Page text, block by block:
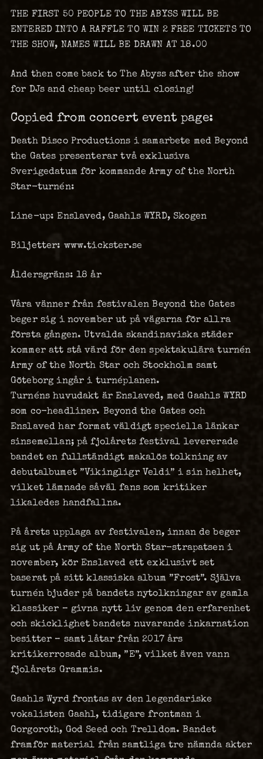
THE FIRST 50 PEOPLE TO THE ABYSS WILL BE
ENTERED INTO A RAFFLE TO WIN 2 FREE TICKETS TO
THE SHOW, NAMES WILL BE DRAWN AT 18.00
And then come back to The Abyss after the show
for DJs and cheap beer until closing!
Copied from concert event page:
Death Disco Productions i samarbete med Beyond
the Gates presenterar två exklusiva
Sverigedatum för kommande Army of the North
Star-turnén:
Line-up: Enslaved, Gaahls WYRD, Skogen
Biljetter: www.tickster.se
Åldersgräns: 18 år
Våra vänner från festivalen Beyond the Gates
beger sig i november ut på vägarna för allra
första gången. Utvalda skandinaviska städer
kommer att stå värd för den spektakulära turnén
Army of the North Star och Stockholm samt
Göteborg ingår i turnéplanen.
Turnéns huvudakt är Enslaved, med Gaahls WYRD
som co-headliner. Beyond the Gates och
Enslaved har format väldigt speciella länkar
sinsemellan; på fjolårets festival levererade
bandet en fullständigt makalös tolkning av
debutalbumet ”Vikingligr Veldi” i sin helhet,
vilket lämnade såväl fans som kritiker
likaledes handfallna.
På årets upplaga av festivalen, innan de beger
sig ut på Army of the North Star-strapatsen i
november, kör Enslaved ett exklusivt set
baserat på sitt klassiska album ”Frost”. Själva
turnén bjuder på bandets nytolkningar av gamla
klassiker – givna nytt liv genom den erfarenhet
och skicklighet bandets nuvarande inkarnation
besitter – samt låtar från 2017 års
kritikerrosade album, ”E”, vilket även vann
fjolårets Grammis.
Gaahls Wyrd frontas av den legendariske
vokalisten Gaahl, tidigare frontman i
Gorgoroth, God Seed och Trelldom. Bandet
framför material från samtliga tre nämnda akter